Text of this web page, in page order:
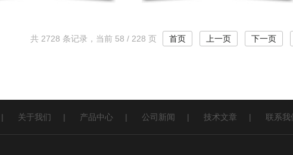
共 2728 条记录，当前 58 / 228 页 首页 上一页 下一页
| 关于我们 | 产品中心 | 公司新闻 | 技术文章 | 联系我